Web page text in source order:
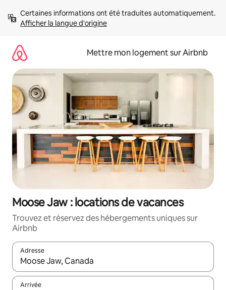
directement
Afficher la langue d'origine
Mettre mon logement sur Airbnb
Moose Jaw : locations de vacances
Trouvez et réservez des hébergements uniques sur
Airbnb
Adresse
Lorsque les résultats s'affichent, utilisez les flèches vers le
Arrivée